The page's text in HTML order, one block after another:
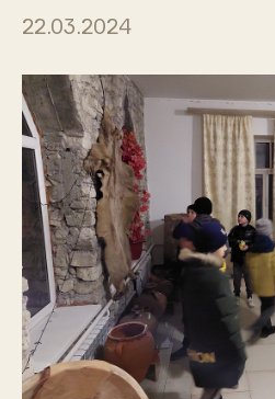
22.03.2024